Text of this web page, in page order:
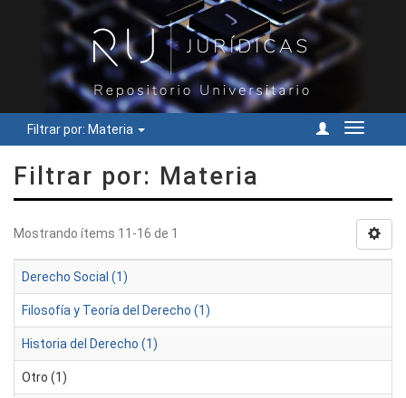
Filtrar por: Materia
Cambiar
Filtrar por: Materia
Mostrando ítems 11-16 de 1
Derecho Social (1)
Filosofía y Teoría del Derecho (1)
Historia del Derecho (1)
Otro (1)